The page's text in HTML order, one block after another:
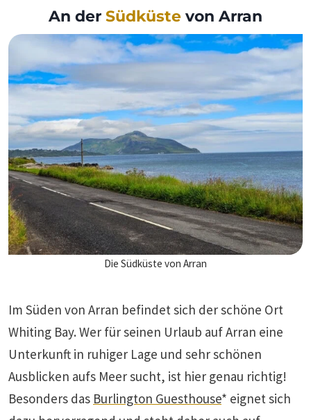
An der Südküste von Arran
Die Südküste von Arran
Im Süden von Arran befindet sich der schöne Ort
Whiting Bay. Wer für seinen Urlaub auf Arran eine
Unterkunft in ruhiger Lage und sehr schönen
Ausblicken aufs Meer sucht, ist hier genau richtig!
Besonders das Burlington Guesthouse* eignet sich